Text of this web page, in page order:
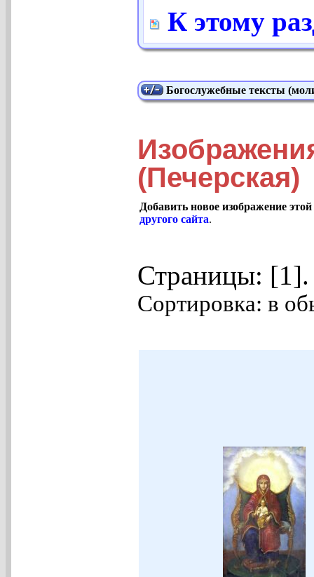
К этому
Богослужебные тексты
(Печерская)
Добавить новое изображение
другого сайта.
Страницы:
Сортировка: в